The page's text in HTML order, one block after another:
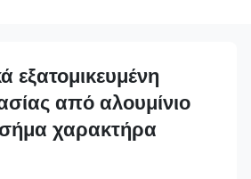
εξατομικευμένη
από αλουμίνιο
σήμα χαρακτήρα